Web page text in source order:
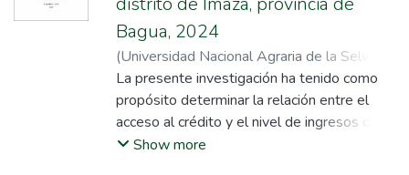
Bagua, 2024
(Universidad Nacional Agraria de la Selva
2025)Cordova Martinez, Ana Cecilia;
Panduro Ramírez, Tedy
La presente investigación ha tenido como
propósito determinar la relación entre el
acceso al crédito y el nivel de ingresos de
los agricultores en el distrito de Imaza,
Show more